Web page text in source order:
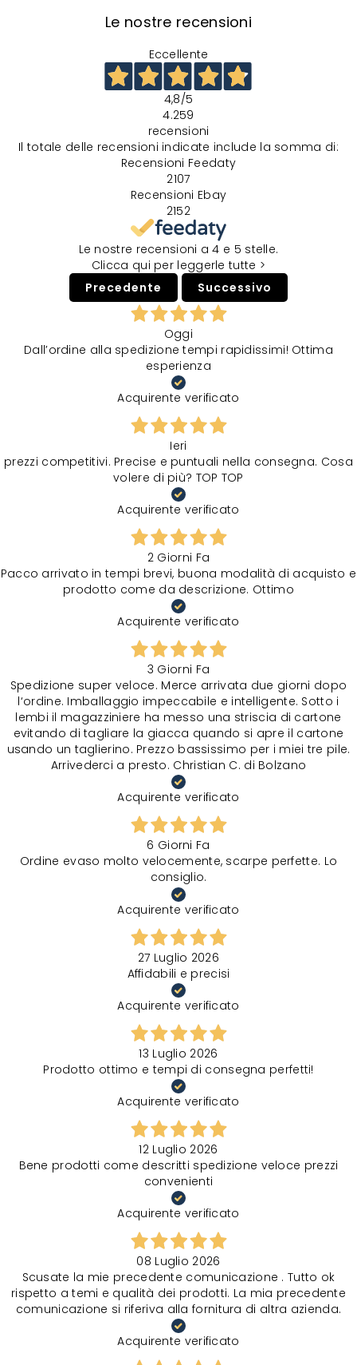
Le nostre recensioni
Eccellente
4,8/5
4.259
recensioni
Il totale delle recensioni indicate include la somma di:
Recensioni Feedaty
2107
Recensioni Ebay
2152
Le nostre recensioni a 4 e 5 stelle.
Clicca qui per leggerle tutte >
Precedente
Successivo
Oggi
Dall’ordine alla spedizione tempi rapidissimi! Ottima
esperienza
Acquirente verificato
Ieri
prezzi competitivi. Precise e puntuali nella consegna. Cosa
volere di più? TOP TOP
Acquirente verificato
2 Giorni Fa
Pacco arrivato in tempi brevi, buona modalità di acquisto e
prodotto come da descrizione. Ottimo
Acquirente verificato
3 Giorni Fa
Spedizione super veloce. Merce arrivata due giorni dopo
l‘ordine. Imballaggio impeccabile e intelligente. Sotto i
lembi il magazziniere ha messo una striscia di cartone
evitando di tagliare la giacca quando si apre il cartone
usando un taglierino. Prezzo bassissimo per i miei tre pile.
Arrivederci a presto. Christian C. di Bolzano
Acquirente verificato
6 Giorni Fa
Ordine evaso molto velocemente, scarpe perfette. Lo
consiglio.
Acquirente verificato
27 Luglio 2026
Affidabili e precisi
Acquirente verificato
13 Luglio 2026
Prodotto ottimo e tempi di consegna perfetti!
Acquirente verificato
12 Luglio 2026
Bene prodotti come descritti spedizione veloce prezzi
convenienti
Acquirente verificato
08 Luglio 2026
Scusate la mie precedente comunicazione . Tutto ok
rispetto a temi e qualità dei prodotti. La mia precedente
comunicazione si riferiva alla fornitura di altra azienda.
Acquirente verificato